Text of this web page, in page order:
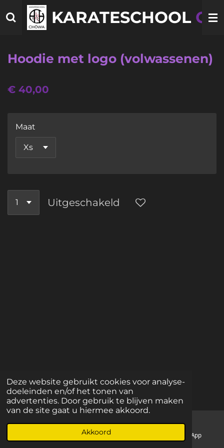
Deze website gebruikt cookies voor analyse-
doeleinden en/of het tonen van
advertenties. Door gebruik te blijven maken
van de site gaat u hiermee akkoord.
Akkoord
direct
hoofdinhoud
KARATESCHOOL
Hoodie met logo (volwassenen)
€ 40,00
Maat
Uitgeschakeld
© 2024 Karateschool Chōwa
Powered byJouwWeb
Telefoonnummer WhatsApp